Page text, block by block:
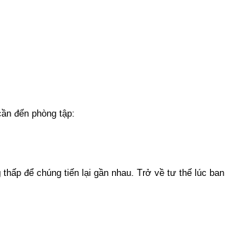
đến phòng tập:
để chúng tiến lại gần nhau. Trở về tư thế lúc ban